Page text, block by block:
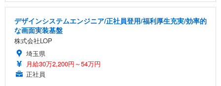
デザインシステムエンジニア/正社員登用/福利厚生充実/効率的
な画面実装基盤
株式会社LOP
埼玉県
月給30万2,200円～54万円
正社員